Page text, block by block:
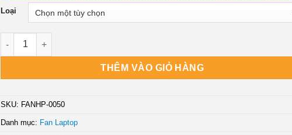
Loại
Fan Quạt Laptop HP Gaming Pavilion 15-DK0068 số lượng
THÊM VÀO GIỎ HÀNG
SKU: FANHP-0050
Danh mục: Fan Laptop